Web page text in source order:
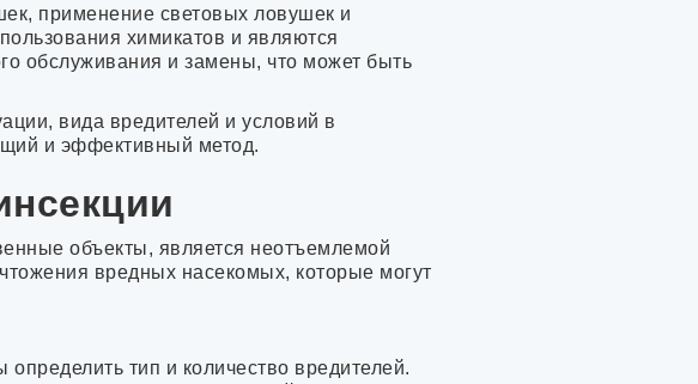
Ола
применение световых ловушек и
химикатов и являются
обслуживания и замены, что может быть
вида вредителей и условий в
и эффективный метод.
объекты, является неотъемлемой
вредных насекомых, которые могут
тип и количество вредителей.